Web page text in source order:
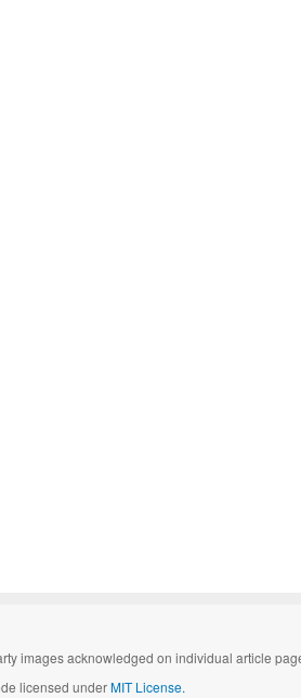
images acknowledged on individual article
licensed underMIT License.